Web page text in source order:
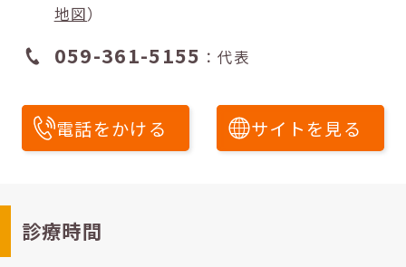
地図）
059-361-5155 ：代表
電話をかける サイトを見る
診療時間